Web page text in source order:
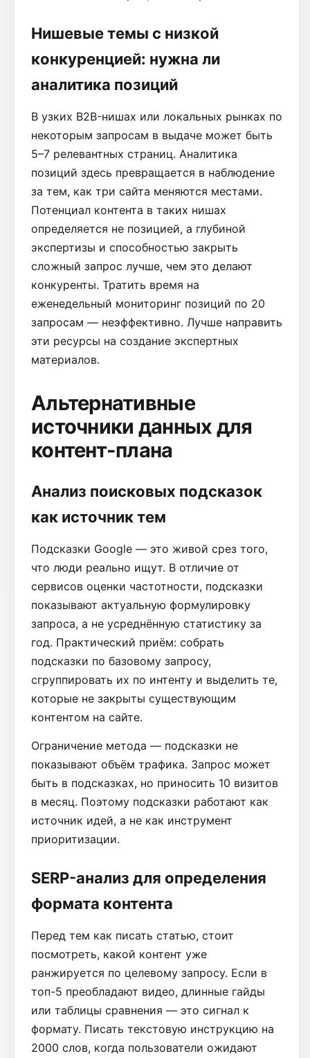
Нишевые темы с низкой
конкуренцией: нужна ли
аналитика позиций
В узких B2B-нишах или локальных рынках по
некоторым запросам в выдаче может быть
5–7 релевантных страниц. Аналитика
позиций здесь превращается в наблюдение
за тем, как три сайта меняются местами.
Потенциал контента в таких нишах
определяется не позицией, а глубиной
экспертизы и способностью закрыть
сложный запрос лучше, чем это делают
конкуренты. Тратить время на
еженедельный мониторинг позиций по 20
запросам — неэффективно. Лучше направить
эти ресурсы на создание экспертных
материалов.
Альтернативные
источники данных для
контент-плана
Анализ поисковых подсказок
как источник тем
Подсказки Google — это живой срез того,
что люди реально ищут. В отличие от
сервисов оценки частотности, подсказки
показывают актуальную формулировку
запроса, а не усреднённую статистику за
год. Практический приём: собрать
подсказки по базовому запросу,
сгруппировать их по интенту и выделить те,
которые не закрыты существующим
контентом на сайте.
Ограничение метода — подсказки не
показывают объём трафика. Запрос может
быть в подсказках, но приносить 10 визитов
в месяц. Поэтому подсказки работают как
источник идей, а не как инструмент
приоритизации.
SERP-анализ для определения
формата контента
Перед тем как писать статью, стоит
посмотреть, какой контент уже
ранжируется по целевому запросу. Если в
топ-5 преобладают видео, длинные гайды
или таблицы сравнения — это сигнал к
формату. Писать текстовую инструкцию на
2000 слов, когда пользователи ожидают